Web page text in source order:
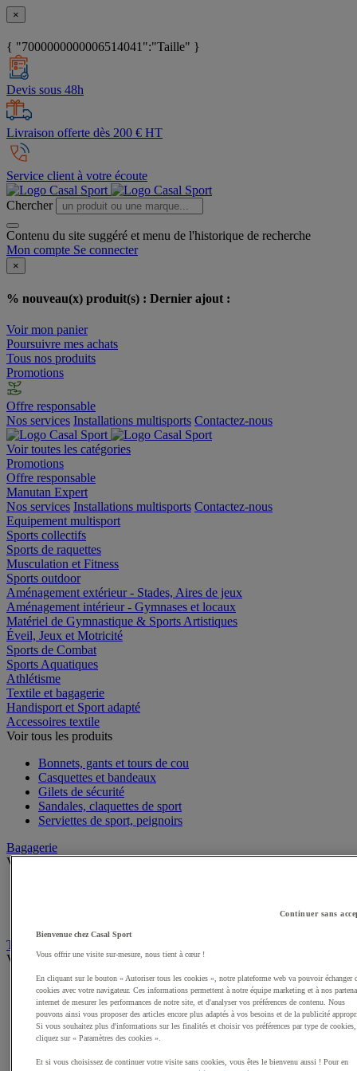
×
{ "7000000000006514041":"Taille" }
Devis sous 48h
Livraison offerte dès 200 € HT
Service client à votre écoute
Chercher
Contenu du site suggéré et menu de l'historique de recherche
Mon compte Se connecter
×
% nouveau(x) produit(s) : Dernier ajout :
Voir mon panier
Poursuivre mes achats
Tous nos produits
Promotions
Offre responsable
Nos services Installations multisports Contactez-nous
Voir toutes les catégories
Promotions
Offre responsable
Manutan Expert
Nos services Installations multisports Contactez-nous
Equipement multisport
Sports collectifs
Sports de raquettes
Musculation et Fitness
Sports outdoor
Aménagement extérieur - Stades, Aires de jeux
Aménagement intérieur - Gymnases et locaux
Matériel de Gymnastique & Sports Artistiques
Éveil, Jeux et Motricité
Sports de Combat
Sports Aquatiques
Athlétisme
Textile et bagagerie
Handisport et Sport adapté
Accessoires textile
Voir tous les produits
Bonnets, gants et tours de cou
Casquettes et bandeaux
Gilets de sécurité
Sandales, claquettes de sport
Serviettes de sport, peignoirs
Bagagerie
Voir tous les produits
Textile Multisport
Voir tous les produits
Sous-vêtements sport
Shorts de sport
Survêtements
Premieres couches, sous-maillots
Débardeurs de sport
Sweats de sport
Continuer sans
Bienvenue chez Casal Sport
Vous offrir une visite sur-mesure, nous tient à cœur !
En cliquant sur le bouton « Autoriser tous les cookies », notre plateforme web va pouvoir échanger
cookies avec votre navigateur. Ces informations permettent à notre équipe marketing et à nos
internet de mesurer les performances de notre site, et d'analyser vos préférences de contenu. Nous
pouvons ainsi vous proposer des articles encore plus adaptés à vos besoins et de la publicité
Si vous souhaitez plus d'informations sur les finalités et choisir vos préférences par type de cookies,
cliquez sur « Paramètres des cookies ».
Et si vous choisissez de continuer votre visite sans cookies, vous êtes le bienvenu aussi ! Pour en